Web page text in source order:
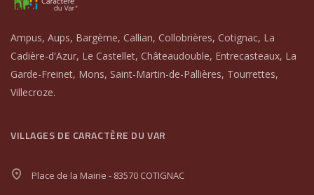
Ampus, Aups, Bargème, Callian, Collobrières, Cotignac, La
Cadière-d'Azur, Le Castellet, Châteaudouble, Entrecasteaux, La
Garde-Freinet, Mons, Saint-Martin-de-Pallières, Tourrettes,
Villecroze.
VILLAGES DE CARACTÈRE DU VAR
Place de la Mairie - 83570 COTIGNAC